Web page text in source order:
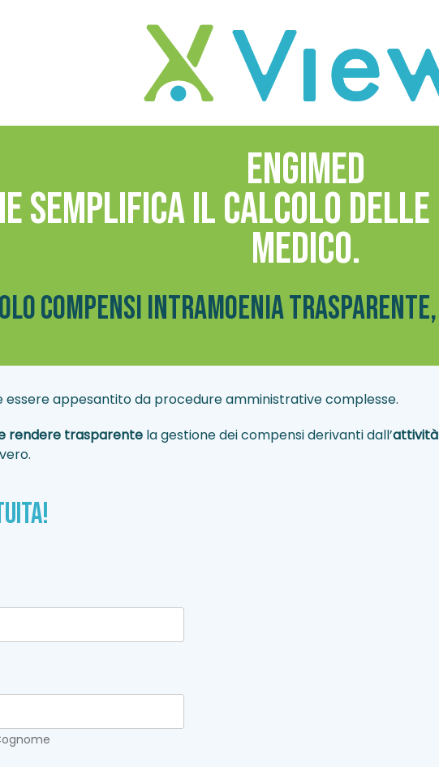
ENGIMED
semplifica il calcolo delle
medico.
compensi intramoenia
essere appesantito da procedure amministrative complesse.
rendere trasparente la gestione dei compensi derivanti dall’